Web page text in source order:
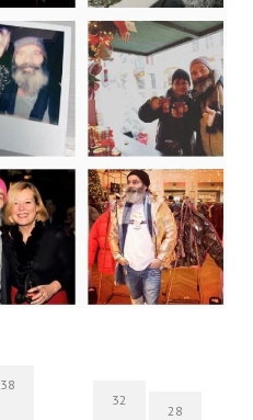
38
32
28